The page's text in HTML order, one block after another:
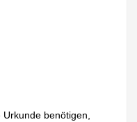
benötigen,